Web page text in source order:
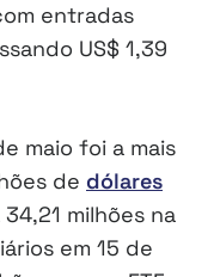
entradas
US$ 1,39
maio foi a mais
de dólares
milhões na
em 15 de